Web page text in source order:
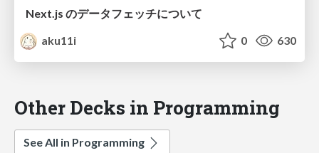
Next.js のデータフェッチについて
aku11i
0 630
Other Decks in Programming
See All in Programming